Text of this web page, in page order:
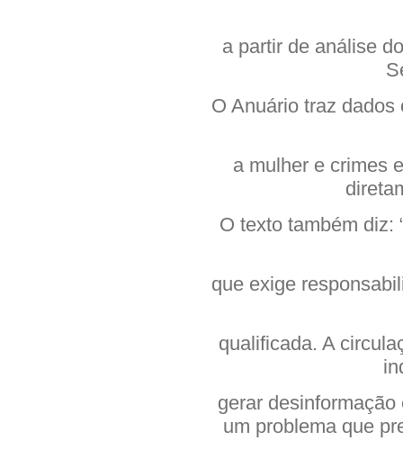
a partir de análise
O Anuário traz
a mulher e crimes
O texto também diz:
que exige
qualificada. A
gerar
um problema que